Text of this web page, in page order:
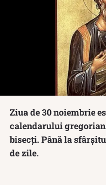
Ziua de 30 noiembrie
calendarului
bisecți. Până la
de zile.